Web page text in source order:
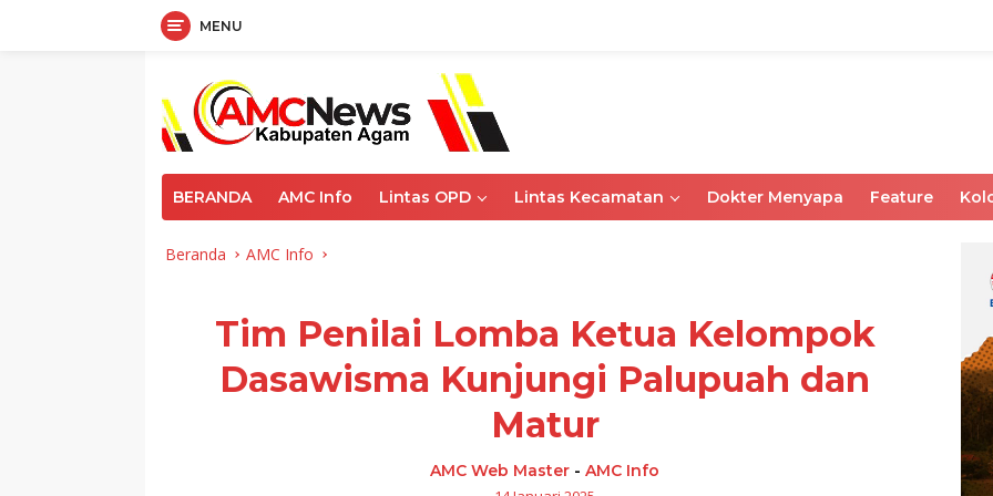
MENU
BERANDA AMC Info Lintas OPD Lintas Kecamatan Dokter Menyapa Feature
Beranda AMC Info
Tim Penilai Lomba Ketua Kelompok
Dasawisma Kunjungi Palupuah dan
Matur
AMC Web Master -AMC Info